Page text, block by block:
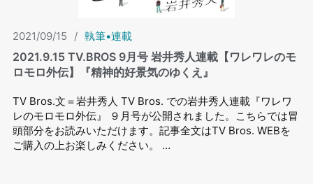
2021/09/15 / 執筆•連載
2021.9.15 TV.BROS 9⽉号 岩井秀⼈連載【ワレワレのモ
ロモロ外伝】『精神的好景気のゆくえ』
TV Bros.文＝岩井秀人 TV Bros. での岩井秀⼈連載『ワレワ
レのモロモロ外伝』 ９⽉号が公開されました。こちらでは冒
頭部分をお読みいただけます。記事全文はTV Bros. WEBを
ご購入の上お楽しみください。 …